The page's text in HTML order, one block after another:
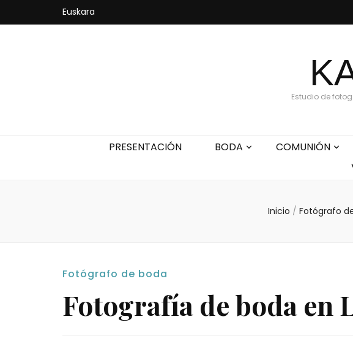
Euskara
Estudio de
PRESENTACIÓN BODA COMUNIÓN
Inicio / Fotógrafo
Fotógrafo de boda
Fotografía de boda en